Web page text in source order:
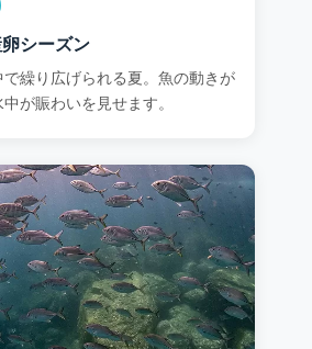
シーズン
繰り広げられる夏。魚の動きが
が賑わいを見せます。